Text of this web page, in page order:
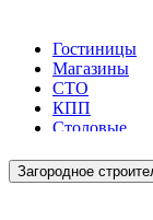
Гостиницы
Магазины
СТО
КПП
Столовые
Загородное